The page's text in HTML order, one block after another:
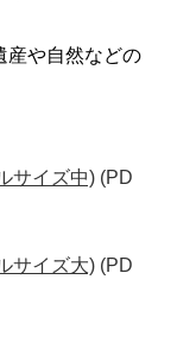
産や自然などの
サイズ中) (PD
サイズ大) (PD